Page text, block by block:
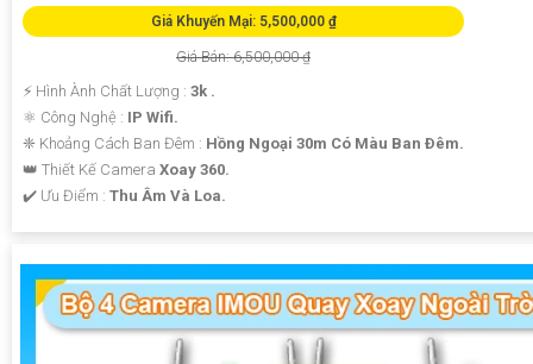
Giá Khuyến Mại: 5,500,000 ₫
Giá Bán: 6,500,000 ₫
️⚡ Hình Ành Chất Lượng : 3k .
⚛️ Công Nghệ : IP Wifi.
❈ Khoảng Cách Ban Đêm : Hồng Ngoại 30m Có Màu Ban Ðêm.
👑 Thiết Kế Camera Xoay 360.
️✔️ Ưu Điểm : Thu Âm Và Loa.